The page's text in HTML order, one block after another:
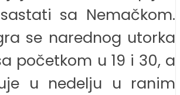
sa Nemačkom.
se narednog utorka
početkom u 19 i 30, a
u nedelju u ranim